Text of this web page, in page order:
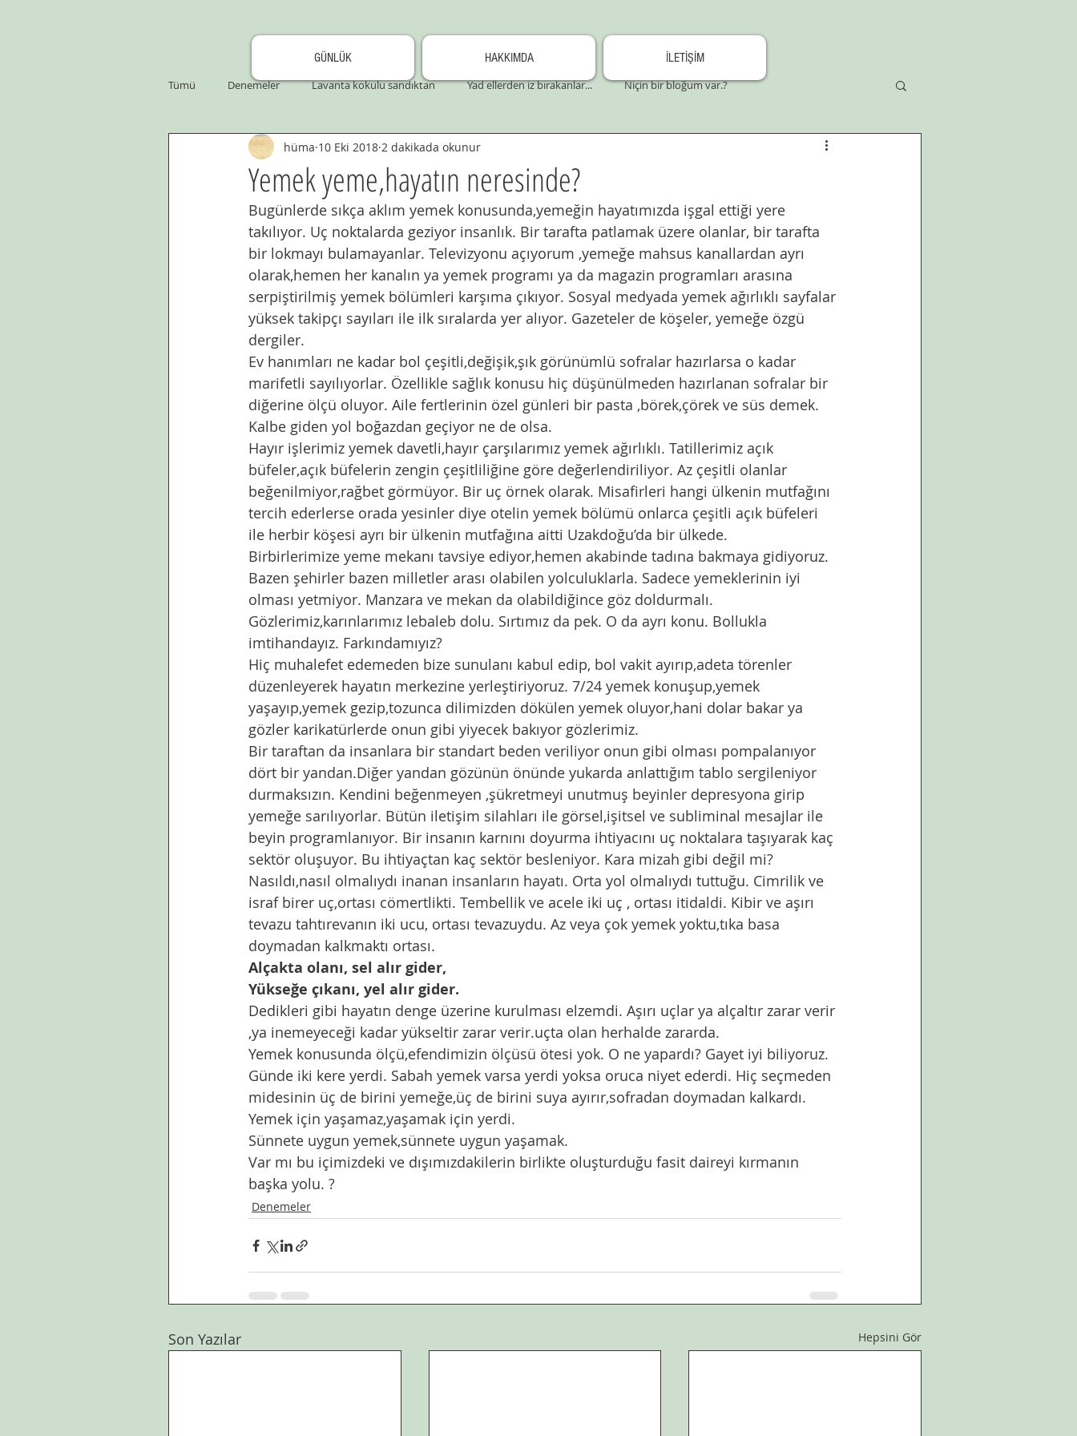
GÜNLÜK HAKKIMDA
İLETİŞİM
Tümü
Denemeler Lavanta kokulu sandıktan Yad ellerden iz bırakanlar... Niçin bir bloğum var.?
Yemek yeme,hayatın neresinde?
hüma 10 Eki 2018 2 dakikada okunur
Bugünlerde sıkça aklım yemek konusunda,yemeğin hayatımızda işgal ettiği yere
takılıyor. Uç noktalarda geziyor insanlık. Bir tarafta patlamak üzere olanlar, bir tarafta
bir lokmayı bulamayanlar. Televizyonu açıyorum ,yemeğe mahsus kanallardan ayrı
olarak,hemen her kanalın ya yemek programı ya da magazin programları arasına
serpiştirilmiş yemek bölümleri karşıma çıkıyor. Sosyal medyada yemek ağırlıklı sayfalar
yüksek takipçı sayıları ile ilk sıralarda yer alıyor. Gazeteler de köşeler, yemeğe özgü
dergiler.
Ev hanımları ne kadar bol çeşitli,değişik,şık görünümlü sofralar hazırlarsa o kadar
marifetli sayılıyorlar. Özellikle sağlık konusu hiç düşünülmeden hazırlanan sofralar bir
diğerine ölçü oluyor. Aile fertlerinin özel günleri bir pasta ,börek,çörek ve süs demek.
Kalbe giden yol boğazdan geçiyor ne de olsa.
Hayır işlerimiz yemek davetli,hayır çarşılarımız yemek ağırlıklı. Tatillerimiz açık
büfeler,açık büfelerin zengin çeşitliliğine göre değerlendiriliyor. Az çeşitli olanlar
beğenilmiyor,rağbet görmüyor. Bir uç örnek olarak. Misafirleri hangi ülkenin mutfağını
tercih ederlerse orada yesinler diye otelin yemek bölümü onlarca çeşitli açık büfeleri
ile herbir köşesi ayrı bir ülkenin mutfağına aitti Uzakdoğu’da bir ülkede.
Birbirlerimize yeme mekanı tavsiye ediyor,hemen akabinde tadına bakmaya gidiyoruz.
Bazen şehirler bazen milletler arası olabilen yolculuklarla. Sadece yemeklerinin iyi
olması yetmiyor. Manzara ve mekan da olabildiğince göz doldurmalı.
Gözlerimiz,karınlarımız lebaleb dolu. Sırtımız da pek. O da ayrı konu. Bollukla
imtihandayız. Farkındamıyız?
Hiç muhalefet edemeden bize sunulanı kabul edip, bol vakit ayırıp,adeta törenler
düzenleyerek hayatın merkezine yerleştiriyoruz. 7/24 yemek konuşup,yemek
yaşayıp,yemek gezip,tozunca dilimizden dökülen yemek oluyor,hani dolar bakar ya
gözler karikatürlerde onun gibi yiyecek bakıyor gözlerimiz.
Bir taraftan da insanlara bir standart beden veriliyor onun gibi olması pompalanıyor
dört bir yandan.Diğer yandan gözünün önünde yukarda anlattığım tablo sergileniyor
durmaksızın. Kendini beğenmeyen ,şükretmeyi unutmuş beyinler depresyona girip
yemeğe sarılıyorlar. Bütün iletişim silahları ile görsel,işitsel ve subliminal mesajlar ile
beyin programlanıyor. Bir insanın karnını doyurma ihtiyacını uç noktalara taşıyarak kaç
sektör oluşuyor. Bu ihtiyaçtan kaç sektör besleniyor. Kara mizah gibi değil mi?
Nasıldı,nasıl olmalıydı inanan insanların hayatı. Orta yol olmalıydı tuttuğu. Cimrilik ve
israf birer uç,ortası cömertlikti. Tembellik ve acele iki uç , ortası itidaldi. Kibir ve aşırı
tevazu tahtırevanın iki ucu, ortası tevazuydu. Az veya çok yemek yoktu,tıka basa
doymadan kalkmaktı ortası.
Alçakta olanı, sel alır gider,
Yükseğe çıkanı, yel alır gider.
Dedikleri gibi hayatın denge üzerine kurulması elzemdi. Aşırı uçlar ya alçaltır zarar verir
,ya inemeyeceği kadar yükseltir zarar verir.uçta olan herhalde zararda.
Yemek konusunda ölçü,efendimizin ölçüsü ötesi yok. O ne yapardı? Gayet iyi biliyoruz.
Günde iki kere yerdi. Sabah yemek varsa yerdi yoksa oruca niyet ederdi. Hiç seçmeden
midesinin üç de birini yemeğe,üç de birini suya ayırır,sofradan doymadan kalkardı.
Yemek için yaşamaz,yaşamak için yerdi.
Sünnete uygun yemek,sünnete uygun yaşamak.
Var mı bu içimizdeki ve dışımızdakilerin birlikte oluşturduğu fasit daireyi kırmanın
başka yolu. ?
Denemeler
Son Yazılar Hepsini Gör